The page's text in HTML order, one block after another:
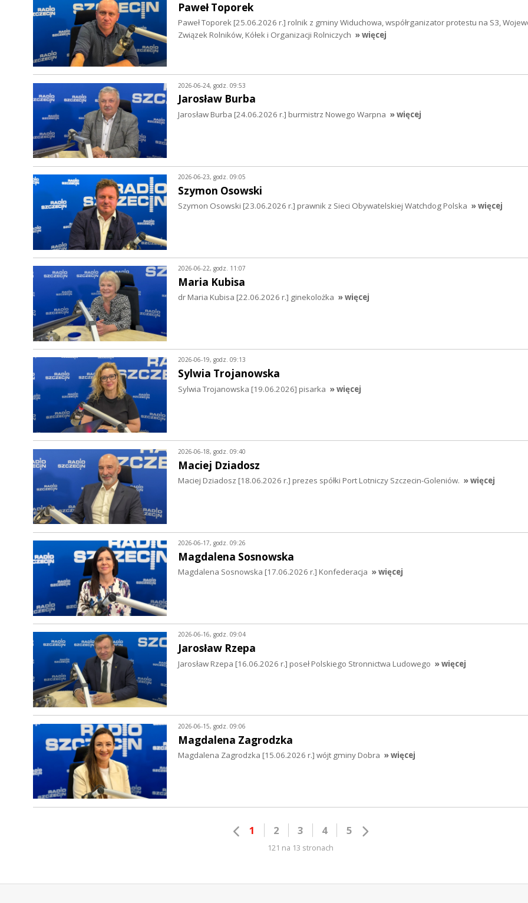
Paweł Toporek
Paweł Toporek [25.06.2026 r.] rolnik z gminy Widuchowa, współrganizator protestu na S3,
Związek Rolników, Kółek i Organizacji Rolniczych » więcej
2026-06-24, godz. 09:53
Jarosław Burba
Jarosław Burba [24.06.2026 r.] burmistrz Nowego Warpna » więcej
2026-06-23, godz. 09:05
Szymon Osowski
Szymon Osowski [23.06.2026 r.] prawnik z Sieci Obywatelskiej Watchdog Polska » więcej
2026-06-22, godz. 11:07
Maria Kubisa
dr Maria Kubisa [22.06.2026 r.] ginekolożka » więcej
2026-06-19, godz. 09:13
Sylwia Trojanowska
Sylwia Trojanowska [19.06.2026] pisarka » więcej
2026-06-18, godz. 09:40
Maciej Dziadosz
Maciej Dziadosz [18.06.2026 r.] prezes spółki Port Lotniczy Szczecin-Goleniów. » więcej
2026-06-17, godz. 09:26
Magdalena Sosnowska
Magdalena Sosnowska [17.06.2026 r.] Konfederacja » więcej
2026-06-16, godz. 09:04
Jarosław Rzepa
Jarosław Rzepa [16.06.2026 r.] poseł Polskiego Stronnictwa Ludowego » więcej
2026-06-15, godz. 09:06
Magdalena Zagrodzka
Magdalena Zagrodzka [15.06.2026 r.] wójt gminy Dobra » więcej
1 2 3 4 5
121 na 13 stronach